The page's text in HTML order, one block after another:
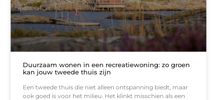
Duurzaam wonen in een recreatiewoning: zo groen
kan jouw tweede thuis zijn
Een tweede thuis die niet alleen ontspanning biedt, maar
ook goed is voor het milieu. Het klinkt misschien als een